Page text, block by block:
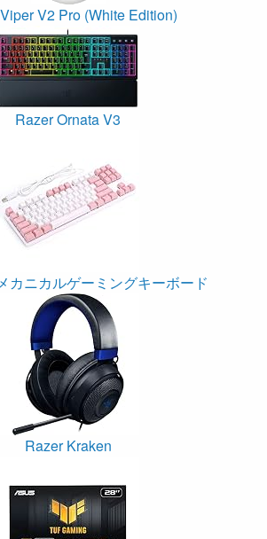
V2 Pro (White Edition)
Razer Ornata V3
カニカルゲーミングキーボード
Razer Kraken